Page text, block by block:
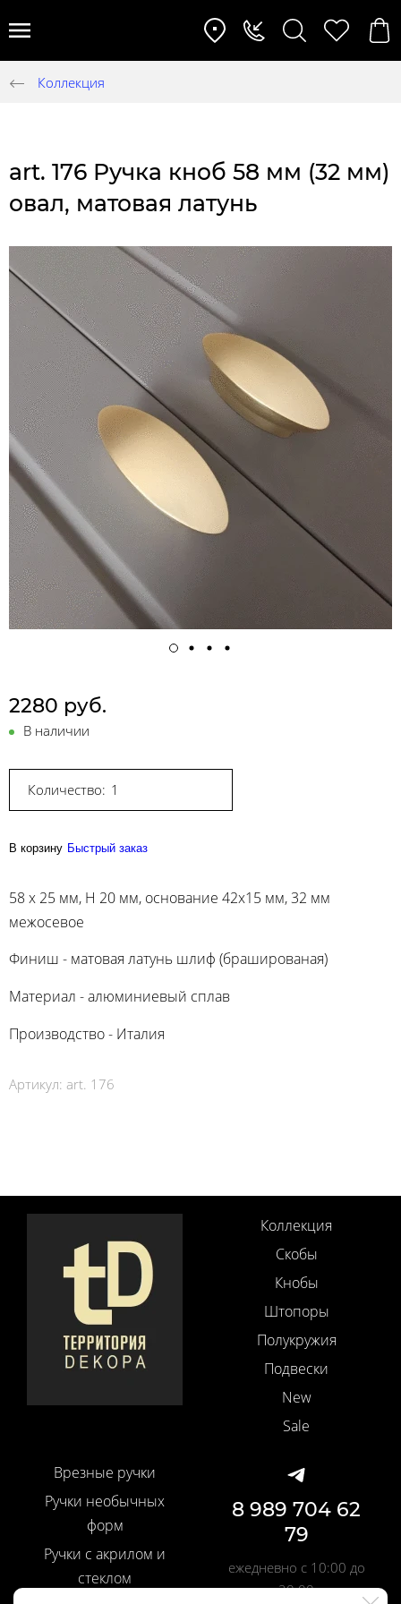
Коллекция
art. 176 Ручка кноб 58 мм (32 мм)
овал, матовая латунь
2280 руб.
В наличии
Количество:
В корзину Быстрый заказ
58 х 25 мм, Н 20 мм, основание 42х15 мм, 32 мм
межосевое
Финиш - матовая латунь шлиф (брашированая)
Материал - алюминиевый сплав
Производство - Италия
Артикул: art. 176
Коллекция
Скобы
Кнобы
Штопоры
Полукружия
Подвески
New
Sale
Врезные ручки
Ручки необычных
форм
Ручки с акрилом и
стеклом
8 989 704 62
79
ежедневно с 10:00 до
20:00